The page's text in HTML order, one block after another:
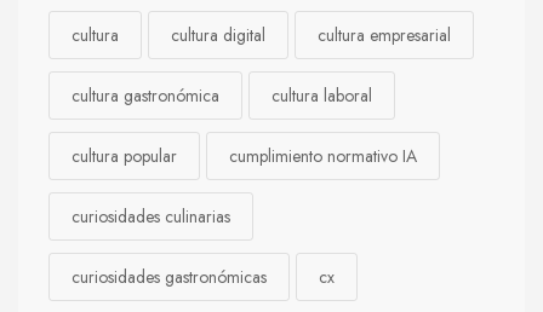
cultura cultura digital cultura empresarial
cultura gastronómica cultura laboral
cultura popular cumplimiento normativo IA
curiosidades culinarias
curiosidades gastronómicas cx